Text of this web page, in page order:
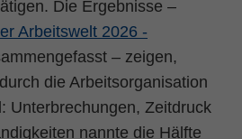
Die Ergebnisse –
Arbeitswelt 2026 -
– zeigen,
die Arbeitsorganisation
Unterbrechungen, Zeitdruck
nannte die Hälfte